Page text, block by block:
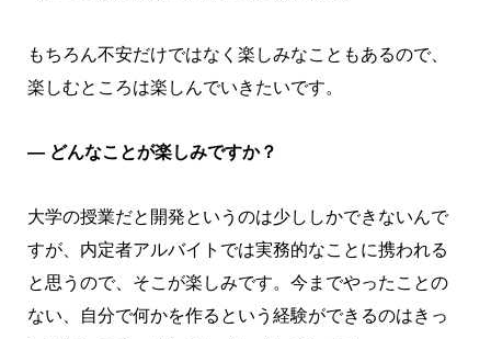
もちろん不安だけではなく楽しみなこともあるので、
楽しむところは楽しんでいきたいです。
― どんなことが楽しみですか？
大学の授業だと開発というのは少ししかできないんで
すが、内定者アルバイトでは実務的なことに携われる
と思うので、そこが楽しみです。今までやったことの
ない、自分で何かを作るという経験ができるのはきっ